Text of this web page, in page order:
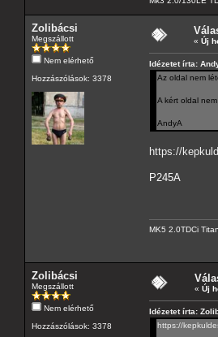
Zolibácsi
Megszállott
Nem elérhető
Hozzászólások: 3378
« Új
Idézetet írta:
Az oldal nem
A kért oldal nem
AndyA
https://
P245A
MK5 2.0TDCi
Zolibácsi
Megszállott
Nem elérhető
Hozzászólások: 3378
« Új
Idézetet írta:
https://